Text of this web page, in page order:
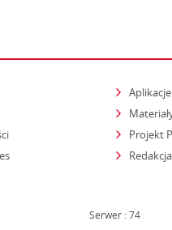
Projekt
Redakcja
Serwer : 74